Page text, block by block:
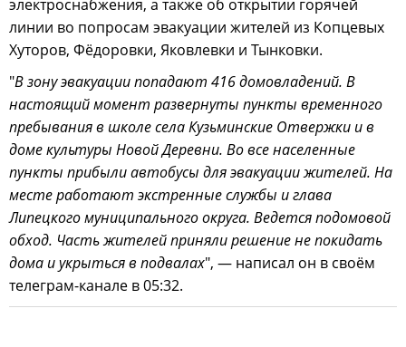
электроснабжения, а также об открытии горячей
линии во попросам эвакуации жителей из Копцевых
Хуторов, Фёдоровки, Яковлевки и Тынковки.
"В зону эвакуации попадают 416 домовладений. В
настоящий момент развернуты пункты временного
пребывания в школе села Кузьминские Отвержки и в
доме культуры Новой Деревни. Во все населенные
пункты прибыли автобусы для эвакуации жителей. На
месте работают экстренные службы и глава
Липецкого муниципального округа. Ведется подомовой
обход. Часть жителей приняли решение не покидать
дома и укрыться в подвалах", — написал он в своём
телеграм-канале в 05:32.